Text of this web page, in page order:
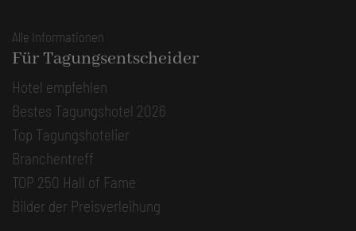
Alle Informationen
Für Tagungsentscheider
Hotel empfehlen
Bestes Tagungshotel 2026
Top Tagungshotelier
Branchentreff
TOP 250 Hall of Fame
Bilder der Preisverleihung